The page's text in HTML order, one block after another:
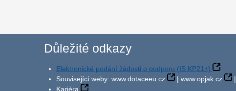
Důležité odkazy
Elektronické podání žádosti o podporu (IS KP21+)
Související weby: www.dotaceeu.cz | www.opjak.cz |
Kariéra